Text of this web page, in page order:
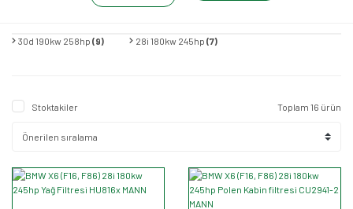
30d 190kw 258hp (9) 28i 180kw 245hp(7)
Stoktakiler Toplam 16 ürün